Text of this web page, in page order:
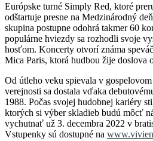
Európske turné Simply Red, ktoré
odštartuje presne na Medzinárodný
skupina postupne odohrá takmer 60
populárne hviezdy sa rozhodli svoje
hosťom. Koncerty otvorí známa
Mica Paris, ktorá hudbou žije doslova
Od útleho veku spievala v
verejnosti sa dostala vďaka
1988. Počas svojej hudobnej kariéry
ktorých si výber skladieb budú môcť
vychutnať už 3. decembra 2022 v
Vstupenky sú dostupné na